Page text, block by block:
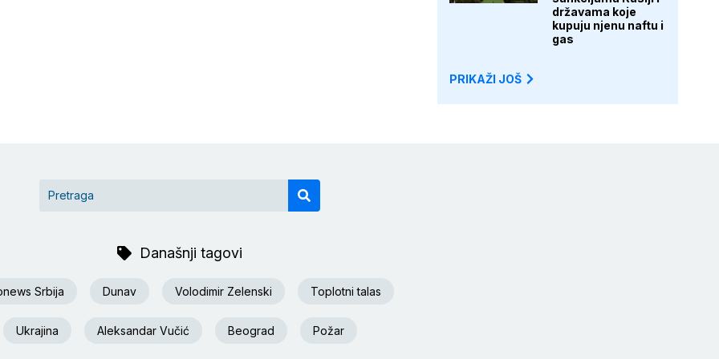
državama koje
kupuju njenu naftu i
gas
PRIKAŽI JOŠ
Današnji tagovi
Srbija Dunav Volodimir Zelenski Toplotni talas
Ukrajina Aleksandar Vučić Beograd Požar